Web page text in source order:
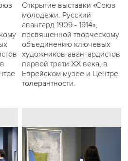
Открытие выставки «Союз
молодежи. Русский
авангард 1909 - 1914»,
посвященной творческому
объединению ключевых
художников-авангардистов
первой трети ХХ века, в
Еврейском музее и Центре
толерантности.